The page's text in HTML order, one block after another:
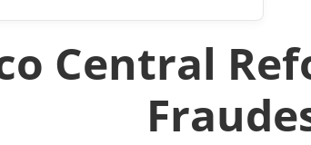
Central